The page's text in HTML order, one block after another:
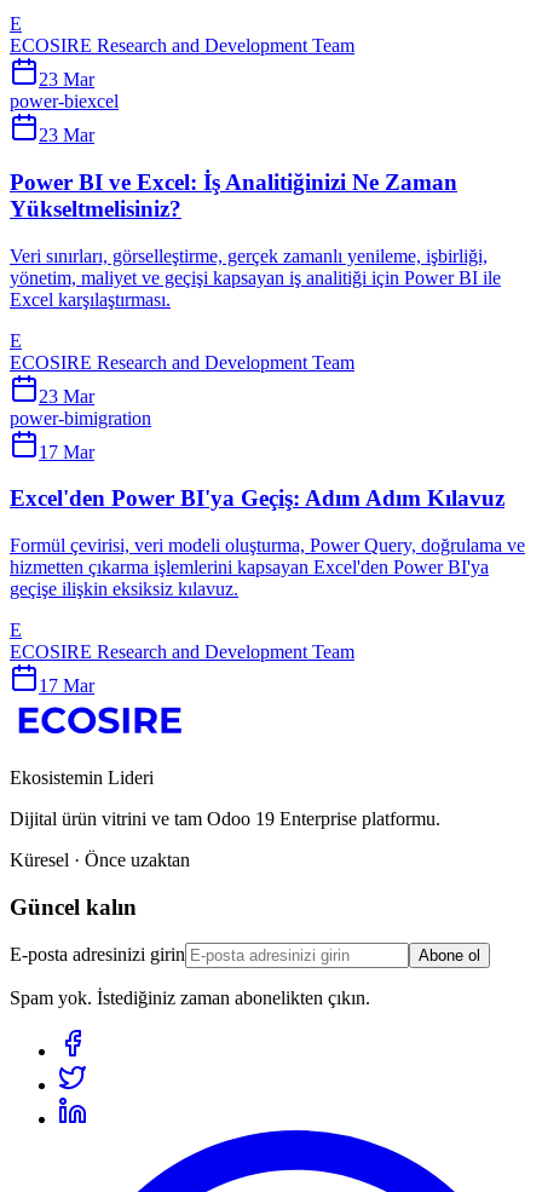
E
ECOSIRE Research and Development Team
23 Mar
power-biexcel
23 Mar
Power BI ve Excel: İş Analitiğinizi Ne Zaman
Yükseltmelisiniz?
Veri sınırları, görselleştirme, gerçek zamanlı yenileme, işbirliği,
yönetim, maliyet ve geçişi kapsayan iş analitiği için Power BI ile
Excel karşılaştırması.
E
ECOSIRE Research and Development Team
23 Mar
power-bimigration
17 Mar
Excel'den Power BI'ya Geçiş: Adım Adım Kılavuz
Formül çevirisi, veri modeli oluşturma, Power Query, doğrulama ve
hizmetten çıkarma işlemlerini kapsayan Excel'den Power BI'ya
geçişe ilişkin eksiksiz kılavuz.
E
ECOSIRE Research and Development Team
17 Mar
Ekosistemin Lideri
Dijital ürün vitrini ve tam Odoo 19 Enterprise platformu.
Küresel · Önce uzaktan
Güncel kalın
E-posta adresinizi girin Abone ol
Spam yok. İstediğiniz zaman abonelikten çıkın.